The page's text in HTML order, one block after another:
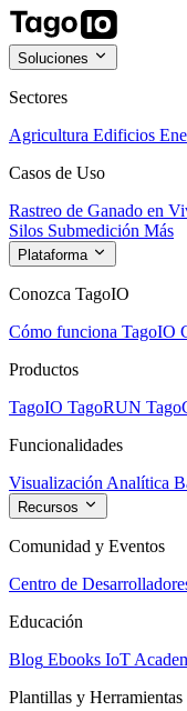
Soluciones
Sectores
Agricultura Edificios
Casos de Uso
Rastreo de Ganado en
Silos Submedición Más
Plataforma
Conozca TagoIO
Cómo funciona TagoIO
Productos
TagoIO TagoRUN
Funcionalidades
Visualización Analítica
Recursos
Comunidad y Eventos
Centro de
Educación
Blog Ebooks IoT
Plantillas y Herramientas